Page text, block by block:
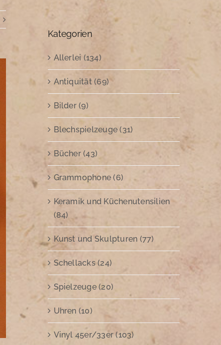
Kategorien
Allerlei (134)
Antiquität (69)
Bilder (9)
Blechspielzeuge (31)
Bücher (43)
Grammophone (6)
Keramik und Küchenutensilien
(84)
Kunst und Skulpturen (77)
Schellacks (24)
Spielzeuge (20)
Uhren (10)
Vinyl 45er/33er (103)